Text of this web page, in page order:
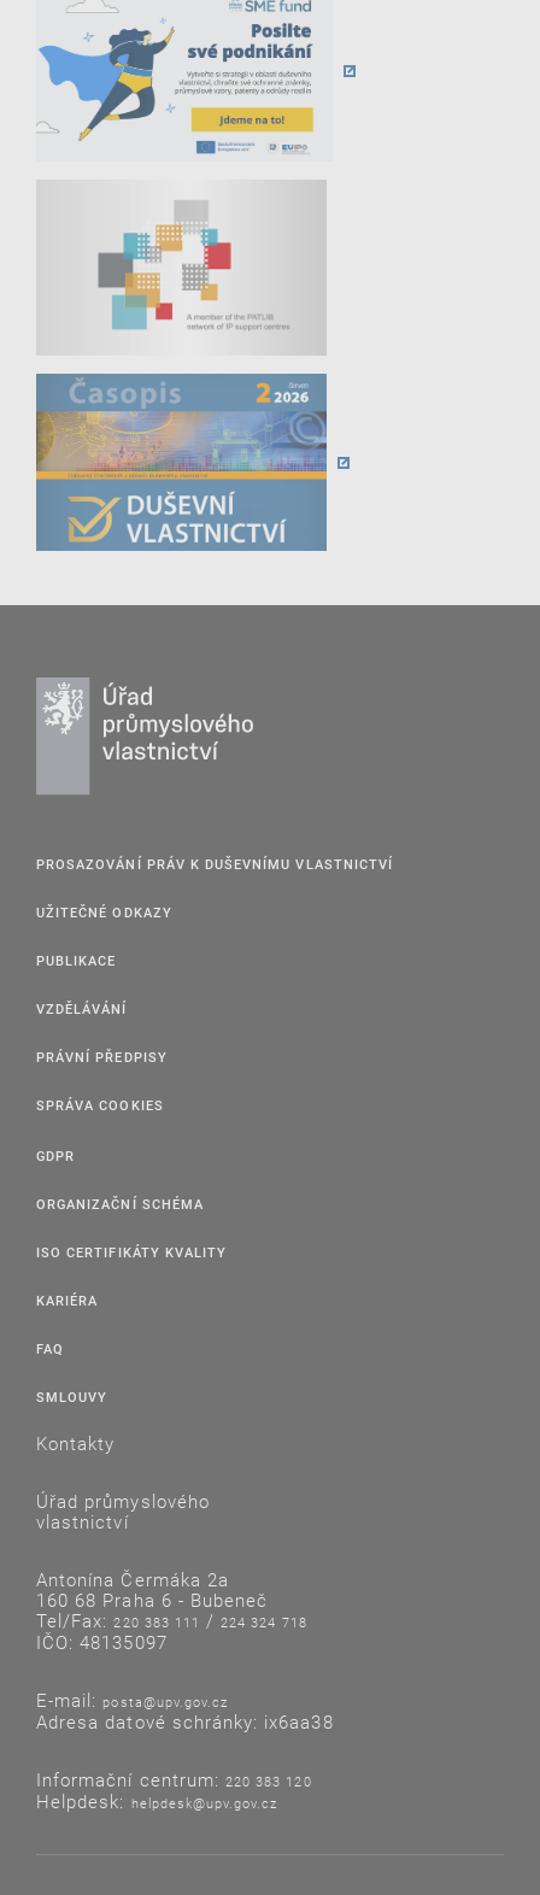
PROSAZOVÁNÍ PRÁV K DUŠEVNÍMU VLASTNICTVÍ
UŽITEČNÉ ODKAZY
PUBLIKACE
VZDĚLÁVÁNÍ
PRÁVNÍ PŘEDPISY
SPRÁVA COOKIES
GDPR
ORGANIZAČNÍ SCHÉMA
ISO CERTIFIKÁTY KVALITY
KARIÉRA
FAQ
SMLOUVY
Kontakty
Úřad průmyslového
vlastnictví
Antonína Čermáka 2a
160 68 Praha 6 - Bubeneč
Tel/Fax:220 383 111 /224 324 718
IČO: 48135097
E-mail: posta@upv.gov.cz
Adresa datové schránky: ix6aa38
Informační centrum: 220 383 120
Helpdesk: helpdesk@upv.gov.cz